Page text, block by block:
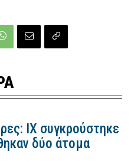
ΙΧ συγκρούστηκε
δύο άτομα